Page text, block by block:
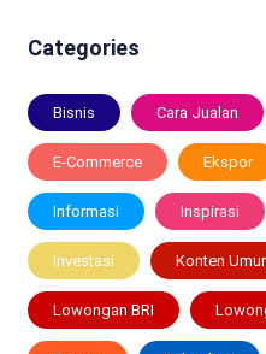
Categories
Bisnis Cara Jualan
E-Commerce Ekspor
Informasi Inspirasi
Investasi Konten
Lowongan BRI